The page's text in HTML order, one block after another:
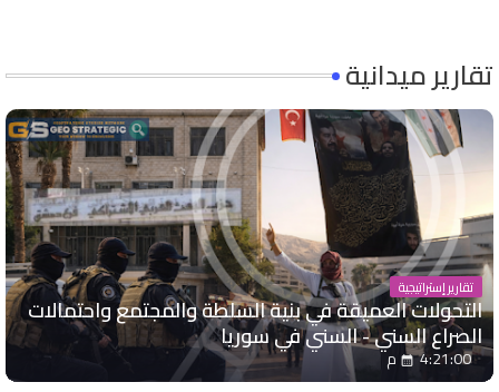
تقارير ميدانية
تقارير إستراتيجية
التحولات العميقة في بنية السلطة والمجتمع واحتمالات
الصراع السني - السني في سوريا
4:21:00 م